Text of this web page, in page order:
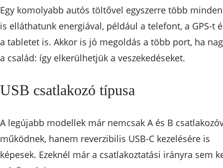
Egy komolyabb autós töltővel egyszerre több
is elláthatunk energiával, például a telefont, a GPS-t
a tabletet is. Akkor is jó megoldás a több port, ha
a család: így elkerülhetjük a veszekedéseket.
USB csatlakozó típusa
A legújabb modellek már nemcsak A és B
működnek, hanem reverzibilis USB-C kezelésére is
képesek. Ezeknél már a csatlakoztatási irányra sem